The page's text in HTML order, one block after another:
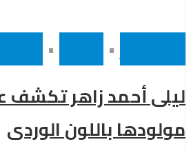
•
•
ليلى أحمد زاهر تكشف
مولودها باللون الوردى